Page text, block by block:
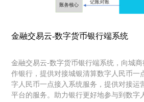
金融交易云-数字货币银行端系统
金融交易云-数字货币银行端系统，向城
作银行，提供对接城银清算数字人民币一
字人民币一点接入系统服务，提供对接运
平台的服务。助力银行更好地参与到数字